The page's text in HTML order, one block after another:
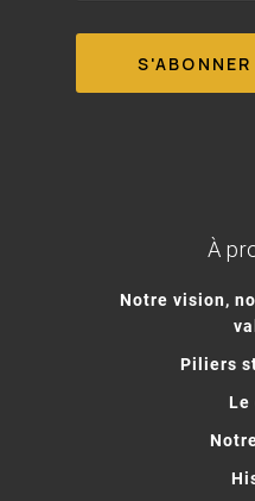
À
Notre vision,
Piliers
Le